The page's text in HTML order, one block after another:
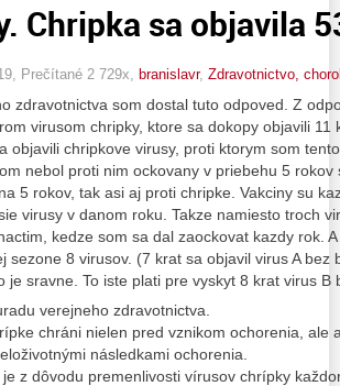
Chripka sa objavila
, Prečítané 2 729x, branislavr, Zdravotnictvo,
zdravotnictva som dostal tuto odpoved. Z
virusom chripky, ktore sa dokopy objavili 11
objavili chripkove virusy, proti ktorym som
nebol proti nim ockovany v priebehu 5 rokov
5 rokov, tak asi aj proti chripke. Vakciny su
virusy v danom roku. Takze namiesto troch
kedze som sa dal zaockovat kazdy rok.
sezone 8 virusov. (7 krat sa objavil virus A bez
je sravne. To iste plati pre vyskyt 8 krat virus B
verejneho zdravotnictva.
chráni nielen pred vznikom ochorenia, ale
následkami ochorenia.
z dôvodu premenlivosti vírusov chrípky